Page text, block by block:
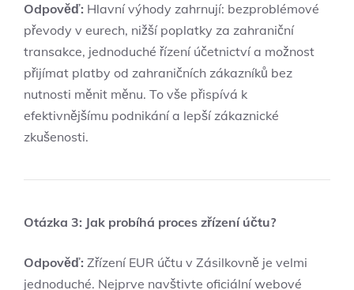
Odpověď: Hlavní výhody zahrnují: bezproblémové
převody v eurech, nižší poplatky za zahraniční
transakce, jednoduché řízení účetnictví a možnost
přijímat platby od zahraničních zákazníků bez
nutnosti měnit měnu. To vše přispívá k
efektivnějšímu podnikání a lepší zákaznické
zkušenosti.
Otázka 3: Jak probíhá proces zřízení účtu?
Odpověď: Zřízení EUR účtu v Zásilkovně je velmi
jednoduché. Nejprve navštivte oficiální webové